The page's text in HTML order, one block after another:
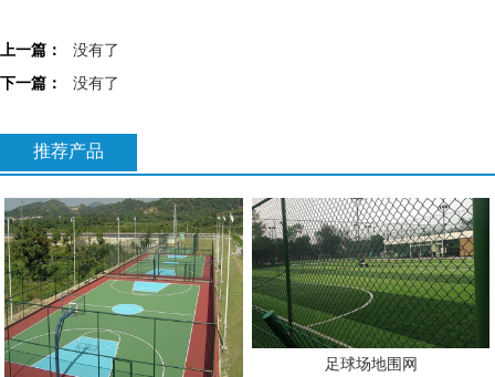
上一篇：
没有了
下一篇：
没有了
推荐产品
足球场地围网